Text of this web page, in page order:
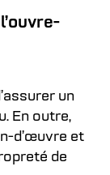
un
En outre,
d’œuvre et
de